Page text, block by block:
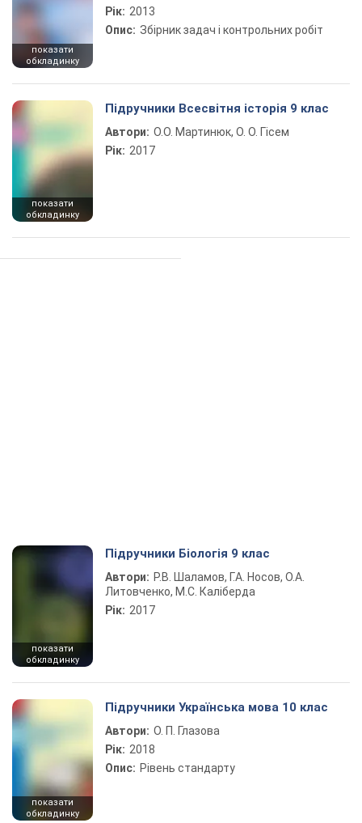
показати
обкладинку
Рік: 2013
Опис: Збірник задач і контрольних робіт
показати
обкладинку
Підручники Всесвітня історія 9 клас
Автори: О.О. Мартинюк, О. О. Гісем
Рік: 2017
показати
обкладинку
Підручники Біологія 9 клас
Автори: Р.В. Шаламов, Г.А. Носов, О.А.
Литовченко, М.С. Каліберда
Рік: 2017
показати
обкладинку
Підручники Українська мова 10 клас
Автори: О. П. Глазова
Рік: 2018
Опис: Рівень стандарту